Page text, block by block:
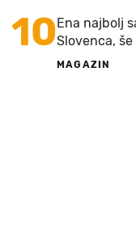
10Ena najbolj
Slovenca,
MAGAZIN